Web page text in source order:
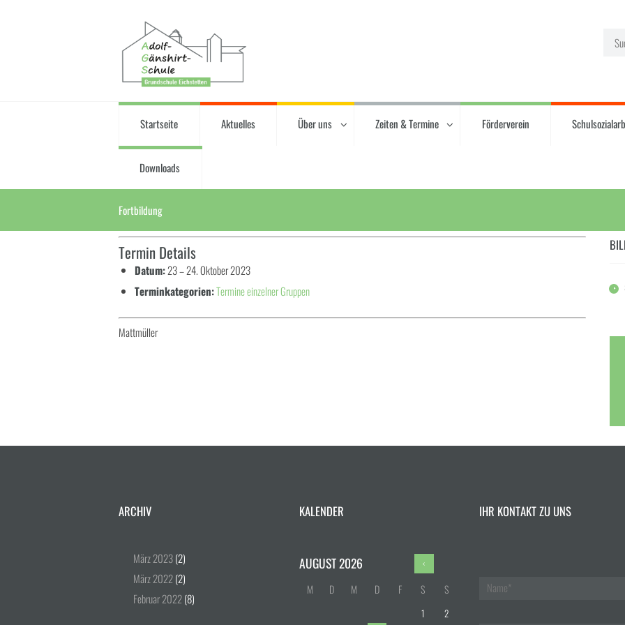
Startseite Aktuelles Über uns Zeiten & Termine Förderverein
Downloads
Fortbildung
Termin Details
Datum: 23–24. Oktober 2023
Terminkategorien:Termine einzelner Gruppen
Mattmüller
ARCHIV
März2023(2)
März2022(2)
Februar2022(8)
KALENDER
AUGUST2026
M D M D F S S
1
2
IHR KONTAKT ZU UNS